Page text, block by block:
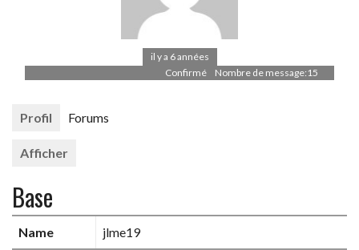
il y a 6 années
Nombre de message:15
Confirmé
Profil Forums
Afficher
Base
Name jlme19